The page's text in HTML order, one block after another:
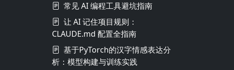
常见 AI 编程工具避坑指南
让 AI 记住项目规则：
CLAUDE.md 配置全指南
基于PyTorch的汉字情感表达分
析：模型构建与训练实践